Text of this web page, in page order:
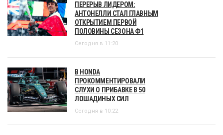
ПЕРЕРЫВ ЛИДЕРОМ:
АНТОНЕЛЛИ СТАЛ ГЛАВНЫМ
ОТКРЫТИЕМ ПЕРВОЙ
ПОЛОВИНЫ СЕЗОНА Ф1
Сегодня в 11:20
В HONDA
ПРОКОММЕНТИРОВАЛИ
СЛУХИ О ПРИБАВКЕ В 50
ЛОШАДИНЫХ СИЛ
Сегодня в 10:22